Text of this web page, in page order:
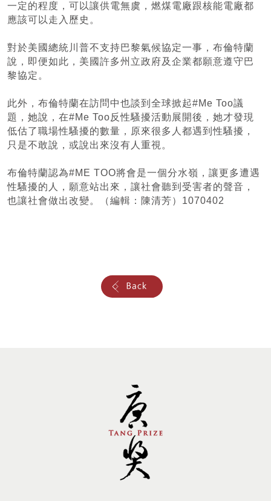
一定的程度，可以讓供電無虞，燃煤電廠跟核能電廠都
應該可以走入歷史。
對於美國總統川普不支持巴黎氣候協定一事，布倫特蘭
說，即便如此，美國許多州立政府及企業都願意遵守巴
黎協定。
此外，布倫特蘭在訪問中也談到全球掀起#Me Too議
題，她說，在#Me Too反性騷擾活動展開後，她才發現
低估了職場性騷擾的數量，原來很多人都遇到性騷擾，
只是不敢說，或說出來沒有人重視。
布倫特蘭認為#ME TOO將會是一個分水嶺，讓更多遭遇
性騷擾的人，願意站出來，讓社會聽到受害者的聲音，
也讓社會做出改變。（編輯：陳清芳）1070402